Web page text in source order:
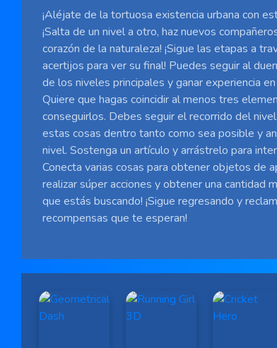
¡Aléjate de la tortuosa existencia urbana con
¡Salta de un nivel a otro, haz nuevos
corazón de la naturaleza! ¡Sigue las etapas a
acertijos para ver su final! Puedes seguir al
de los niveles principales y ganar experiencia
Quiere que hagas coincidir al menos tres
conseguirlos. Debes seguir el recorrido del
estas cosas dentro tanto como sea posible y
nivel. Sostenga un artículo y arrástrelo para
Conecta varias cosas para obtener objetos de
realizar súper acciones y obtener una cantidad
que estás buscando! ¡Sigue regresando y
recompensas que te esperan!